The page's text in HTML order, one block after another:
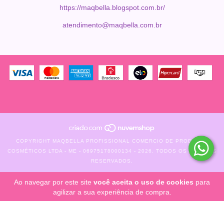
Ao navegar por este site você aceita o uso de cookies para
agilizar a sua experiência de compra.
https://maqbella.blogspot.com.br/
atendimento@maqbella.com.br
COPYRIGHT MAQBELLA PROFISSIONAL COMERCIO DE PRODUTOS
COSMÉTICOS LTDA - ME - 06975178000134 - 2026. TODOS OS DIREITOS
RESERVADOS.